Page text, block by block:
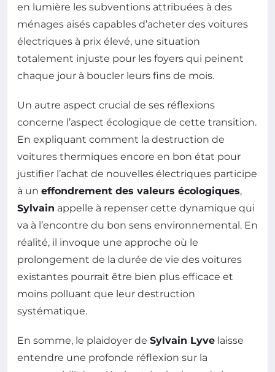
en lumière les subventions attribuées à des
ménages aisés capables d’acheter des voitures
électriques à prix élevé, une situation
totalement injuste pour les foyers qui peinent
chaque jour à boucler leurs fins de mois.
Un autre aspect crucial de ses réflexions
concerne l’aspect écologique de cette transition.
En expliquant comment la destruction de
voitures thermiques encore en bon état pour
justifier l’achat de nouvelles électriques participe
à un effondrement des valeurs écologiques,
Sylvain appelle à repenser cette dynamique qui
va à l’encontre du bon sens environnemental. En
réalité, il invoque une approche où le
prolongement de la durée de vie des voitures
existantes pourrait être bien plus efficace et
moins polluant que leur destruction
systématique.
En somme, le plaidoyer de Sylvain Lyve laisse
entendre une profonde réflexion sur la